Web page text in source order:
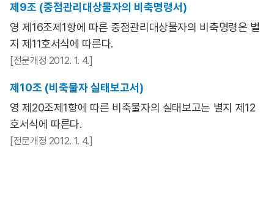
제9조 (중점관리대상물자의 비축명령서)
영 제16조제1항에 따른 중점관리대상물자의 비축명령은 별
지 제11호서식에 따른다.
[전문개정 2012. 1. 4.]
제10조 (비축물자 실태보고서)
영 제20조제1항에 따른 비축물자의 실태보고는 별지 제12
호서식에 따른다.
[전문개정 2012. 1. 4.]